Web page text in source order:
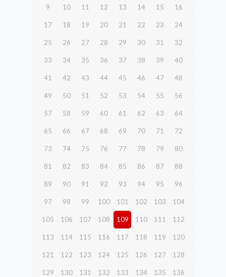
9 10 11 12 13 14 15 16
17 18 19 20 21 22 23 24
25 26 27 28 29 30 31 32
33 34 35 36 37 38 39 40
41 42 43 44 45 46 47 48
49 50 51 52 53 54 55 56
57 58 59 60 61 62 63 64
65 66 67 68 69 70 71 72
73 74 75 76 77 78 79 80
81 82 83 84 85 86 87 88
89 90 91 92 93 94 95 96
97 98 99 100 101 102 103 104
105 106 107 108 109 110 111 112
113 114 115 116 117 118 119 120
121 122 123 124 125 126 127 128
129 130 131 132 133 134 135 136